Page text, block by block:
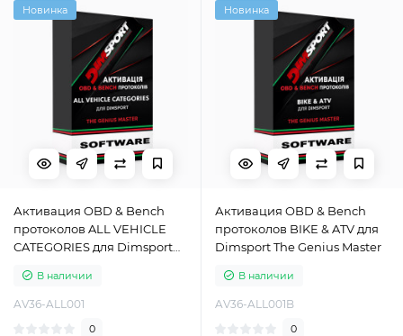
Новинка
Активация OBD & Bench
протоколов ALL VEHICLE
CATEGORIES для Dimsport
В наличии
AV36-ALL001
0
Новинка
Активация OBD & Bench
протоколов BIKE & ATV для
Dimsport The Genius Master
В наличии
AV36-ALL001B
0